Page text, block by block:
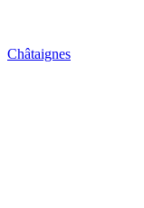
Châtaignes